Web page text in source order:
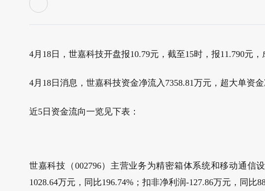
4月18日，世嘉科技开盘报10.79元，截至15时，报11.790元
4月18日消息，世嘉科技资金净流入7358.81万元，超大单资
近5日资金流向一览见下表：
世嘉科技（002796）主营业务为精密箱体系统和移动通信
1028.64万元，同比196.74%；扣非净利润-127.86万元，同比